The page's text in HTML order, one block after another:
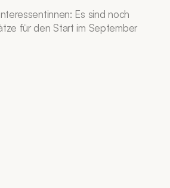
Es sind noch
für den Start im September